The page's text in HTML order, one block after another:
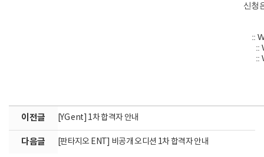
신청
::
::
::
이전글 [YG ent] 1차 합격자 안내
다음글 [판타지오 ENT] 비공개 오디션 1차 합격자 안내